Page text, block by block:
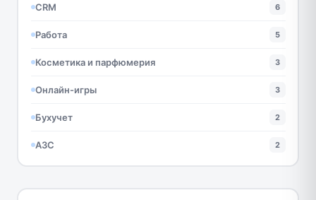
CRM 6
Работа 5
Косметика и парфюмерия 3
Онлайн-игры 3
Бухучет 2
АЗС 2